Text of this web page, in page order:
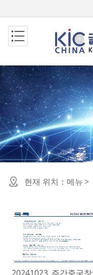
현재 위치： 메뉴>